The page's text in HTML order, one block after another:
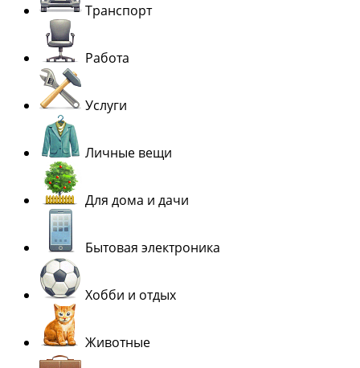
Транспорт
Работа
Услуги
Личные вещи
Для дома и дачи
Бытовая электроника
Хобби и отдых
Животные